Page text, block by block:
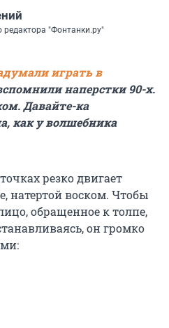
редактора "Фонтанки.ру"
играть в
наперстки 90-х.
Давайте-ка
как у волшебника
резко двигает
натертой воском. Чтобы
обращенное к толпе,
он громко